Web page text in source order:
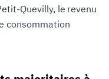
Quevilly, le revenu
consommation